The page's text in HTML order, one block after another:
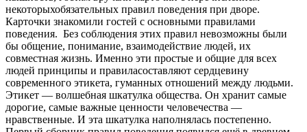
некоторыхобязательных правил поведения при дворе.
Карточки знакомили гостей с основными правилами
поведения. Без соблюдения этих правил невозможны были
бы общение, понимание, взаимодействие людей, их
совместная жизнь. Именно эти простые и общие для всех
людей принципы и правиласоставляют сердцевину
современного этикета, гуманных отношений между людьми.
Этикет — волшебная шкатулка общества. Он хранит самые
дорогие, самые важные ценности человечества —
нравственные. И эта шкатулка наполнялась постепенно.